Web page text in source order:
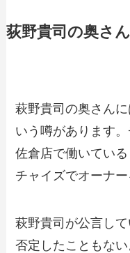
荻野貴司の奥さ
萩野貴司の奥さん
いう噂があります
佐倉店で働いてい
チャイズでオーナ
萩野貴司が公言し
否定したこともな